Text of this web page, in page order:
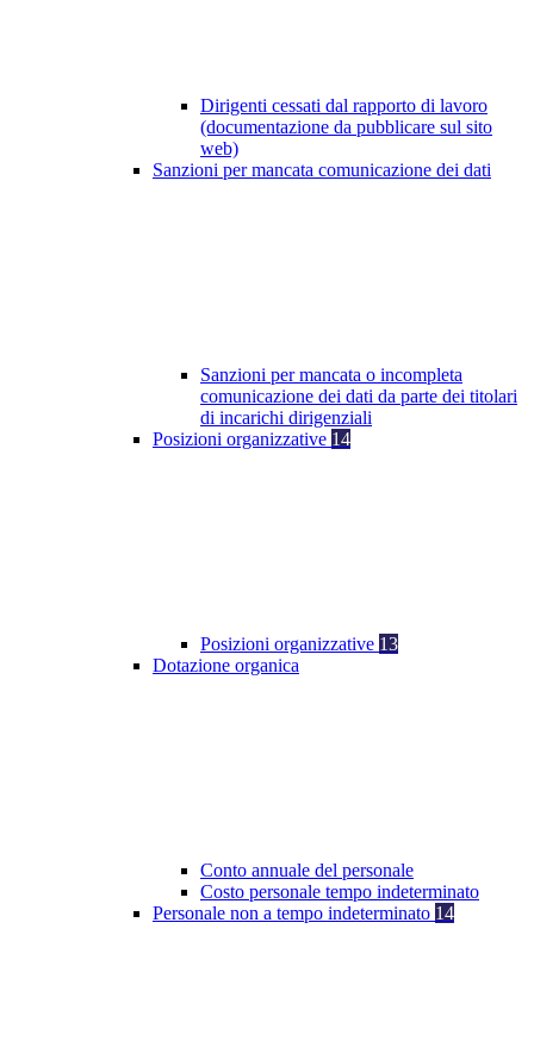
Dirigenti cessati dal rapporto di lavoro
(documentazione da pubblicare sul sito
web)
Sanzioni per mancata comunicazione dei dati
Sanzioni per mancata o incompleta
comunicazione dei dati da parte dei titolari
di incarichi dirigenziali
Posizioni organizzative 14
Posizioni organizzative 13
Dotazione organica
Conto annuale del personale
Costo personale tempo indeterminato
Personale non a tempo indeterminato 14